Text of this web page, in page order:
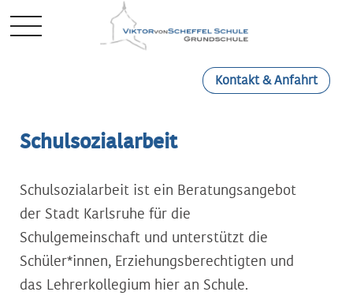
Mobile Menu Toggle
Kontakt & Anfahrt
Schulsozialarbeit
Schulsozialarbeit ist ein Beratungsangebot
der Stadt Karlsruhe für die
Schulgemeinschaft und unterstützt die
Schüler*innen, Erziehungsberechtigten und
das Lehrerkollegium hier an Schule.